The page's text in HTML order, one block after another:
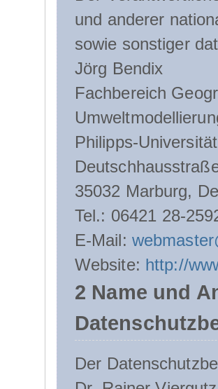
und anderer
sowie sonstiger
Jörg Bendix
Fachbereich
Philipps-
35032 Marburg,
Tel.: 06421 28-
E-Mail:
Website: http://
2 Name und
Der